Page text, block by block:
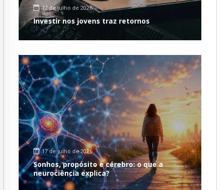
17 de julho de 2026
Investir nos jovens traz retornos
17 de julho de 2026
Sonhos, propósito e cérebro: o que a
neurociência explica?